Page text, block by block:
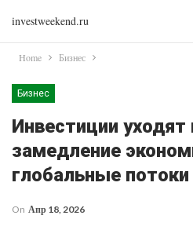
investweekend.ru
Home Бизнес
Бизнес
Инвестиции уходят
замедление
глобальные потоки
On Апр 18, 2026